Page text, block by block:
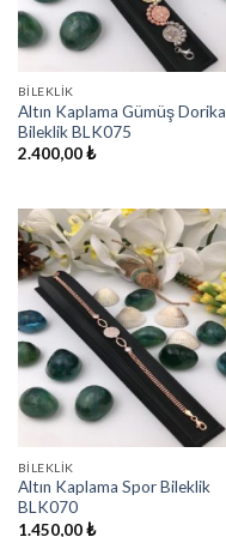
BILEKLIK
Altın Kaplama Gümüş Dorika
Bileklik BLK075
2.400,00₺
BILEKLIK
Altın Kaplama Spor Bileklik
BLK070
1.450,00₺